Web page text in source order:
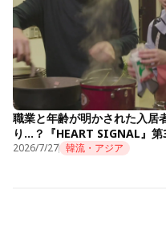
職業と年齢が明かされた入居
り…？『HEART SIGNAL』第
2026/7/27 韓流・アジア